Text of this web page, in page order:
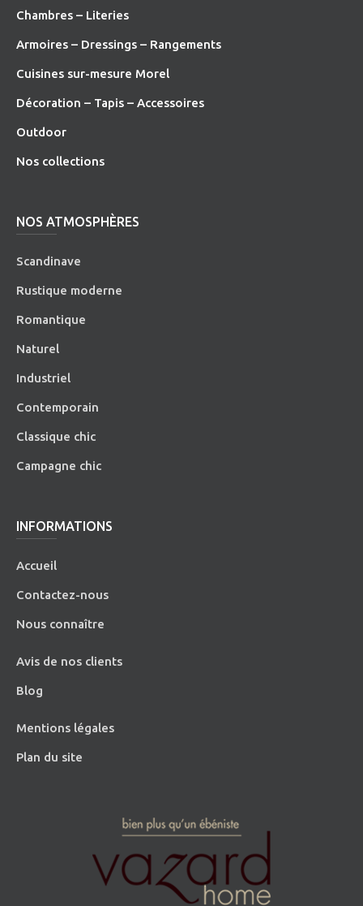
Chambres – Literies
Armoires – Dressings – Rangements
Cuisines sur-mesure Morel
Décoration – Tapis – Accessoires
Outdoor
Nos collections
NOS ATMOSPHÈRES
Scandinave
Rustique moderne
Romantique
Naturel
Industriel
Contemporain
Classique chic
Campagne chic
INFORMATIONS
Accueil
Contactez-nous
Nous connaître
Avis de nos clients
Blog
Mentions légales
Plan du site